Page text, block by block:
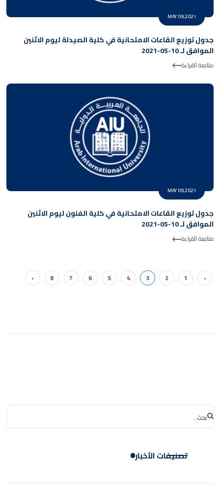
MAY 09,2021
جدول توزيع القاعات الامتحانية في كلية الصيدلة ليوم الاثنين
الموافق لـ 10-05-2021
متابعة القراءة
MAY 09,2021
جدول توزيع القاعات الامتحانية في كلية الفنون ليوم الاثنين
الموافق لـ 10-05-2021
متابعة القراءة
‹
1
2
3
4
5
6
7
8
›
تصنيفات الأخبار